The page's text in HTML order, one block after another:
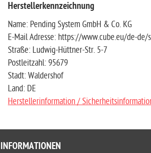
Herstellerkennzeichnung
Name: Pending System GmbH & Co. KG
E-Mail Adresse: https://www.cube.eu/de-
Straße: Ludwig-Hüttner-Str. 5-7
Postleitzahl: 95679
Stadt: Waldershof
Land: DE
Herstellerinformation /
INFORMATIONEN